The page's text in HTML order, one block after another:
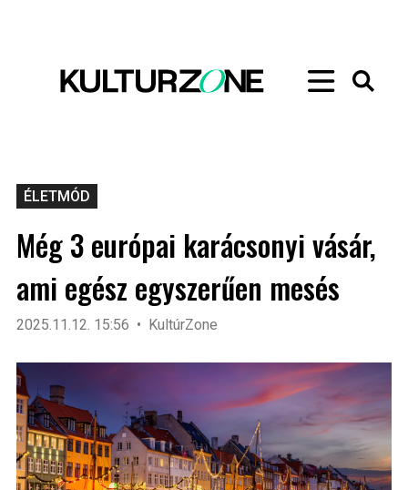
ÉLETMÓD
Még 3 európai karácsonyi vásár,
ami egész egyszerűen mesés
2025.11.12. 15:56 KultúrZone